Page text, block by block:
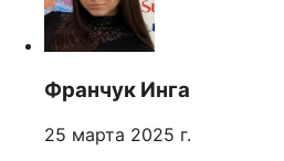
Франчук Инга
25 марта 2025 г.